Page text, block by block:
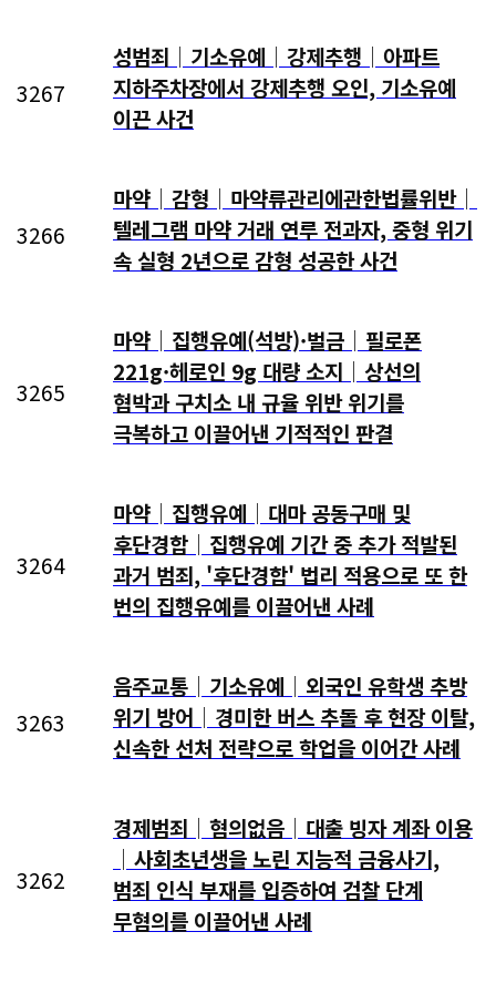
3267
성범죄│기소유예│강제추행│아파트
지하주차장에서 강제추행 오인, 기소유예
이끈 사건
3266
마약│감형│마약류관리에관한법률위반│
텔레그램 마약 거래 연루 전과자, 중형 위기
속 실형 2년으로 감형 성공한 사건
3265
마약│집행유예(석방)·벌금│필로폰
221g·헤로인 9g 대량 소지│상선의
협박과 구치소 내 규율 위반 위기를
극복하고 이끌어낸 기적적인 판결
3264
마약│집행유예│대마 공동구매 및
후단경합│집행유예 기간 중 추가 적발된
과거 범죄, '후단경합' 법리 적용으로 또 한
번의 집행유예를 이끌어낸 사례
3263
음주교통│기소유예│외국인 유학생 추방
위기 방어│경미한 버스 추돌 후 현장 이탈,
신속한 선처 전략으로 학업을 이어간 사례
3262
경제범죄│혐의없음│대출 빙자 계좌 이용
│사회초년생을 노린 지능적 금융사기,
범죄 인식 부재를 입증하여 검찰 단계
무혐의를 이끌어낸 사례